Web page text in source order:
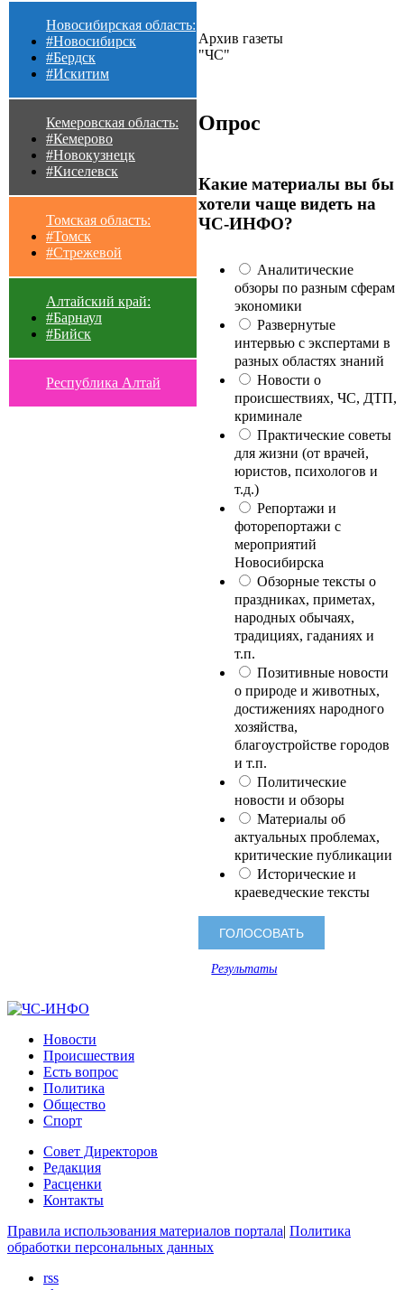
Новосибирская область:
#Новосибирск
#Бердск
#Искитим
Кемеровская область:
#Кемерово
#Новокузнецк
#Киселевск
Томская область:
#Томск
#Стрежевой
Алтайский край:
#Барнаул
#Бийск
Республика Алтай
Архив газеты
"ЧС"
Опрос
Какие материалы вы бы
хотели чаще видеть на
ЧС-ИНФО?
Аналитические
обзоры по разным сферам
экономики
Развернутые
интервью с экспертами в
разных областях знаний
Новости о
происшествиях, ЧС, ДТП,
криминале
Практические советы
для жизни (от врачей,
юристов, психологов и
т.д.)
Репортажи и
фоторепортажи с
мероприятий
Новосибирска
Обзорные тексты о
праздниках, приметах,
народных обычаях,
традициях, гаданиях и
т.п.
Позитивные новости
о природе и животных,
достижениях народного
хозяйства,
благоустройстве городов
и т.п.
Политические
новости и обзоры
Материалы об
актуальных проблемах,
критические публикации
Исторические и
краеведческие тексты
Результаты
Новости
Происшествия
Есть вопрос
Политика
Общество
Спорт
Совет Директоров
Редакция
Расценки
Контакты
Правила использования материалов портала| Политика
обработки персональных данных
rss